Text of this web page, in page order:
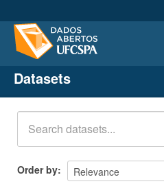
Datasets
Organizations
Groups
About
Datasets
Order by